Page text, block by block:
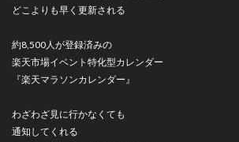
どこよりも早く更新される
約8,500人が登録済みの
楽天市場イベント特化型カレンダー
『楽天マラソンカレンダー』
わざわざ見に行かなくても
通知してくれる